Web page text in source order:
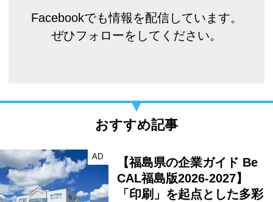
Facebookでも情報を配信しています。
ぜひフォローをしてください。
おすすめ記事
AD
【福島県の企業ガイド Be
CAL福島版2026-2027】
「印刷」を起点とした多彩